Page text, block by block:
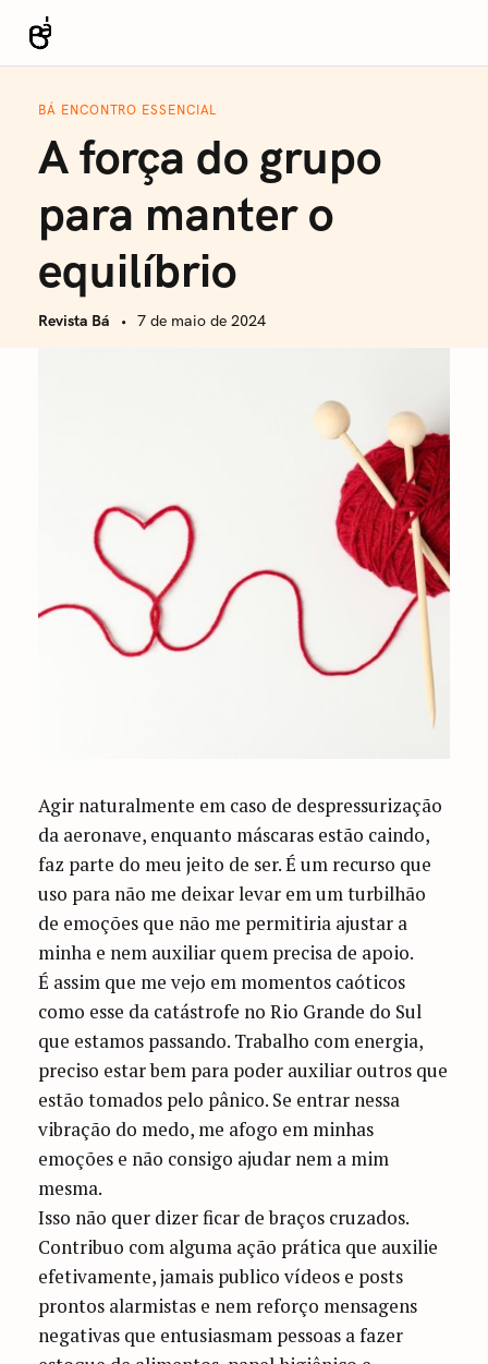
i
Revista Bá
BÁ ENCONTRO ESSENCIAL
A força do grupo
para manter o
equilíbrio
Revista Bá 7 de maio de 2024
Agir naturalmente em caso de despressurização
da aeronave, enquanto máscaras estão caindo,
faz parte do meu jeito de ser. É um recurso que
uso para não me deixar levar em um turbilhão
de emoções que não me permitiria ajustar a
minha e nem auxiliar quem precisa de apoio.
É assim que me vejo em momentos caóticos
como esse da catástrofe no Rio Grande do Sul
que estamos passando. Trabalho com energia,
preciso estar bem para poder auxiliar outros que
estão tomados pelo pânico. Se entrar nessa
vibração do medo, me afogo em minhas
emoções e não consigo ajudar nem a mim
mesma.
Isso não quer dizer ficar de braços cruzados.
Contribuo com alguma ação prática que auxilie
efetivamente, jamais publico vídeos e posts
prontos alarmistas e nem reforço mensagens
negativas que entusiasmam pessoas a fazer